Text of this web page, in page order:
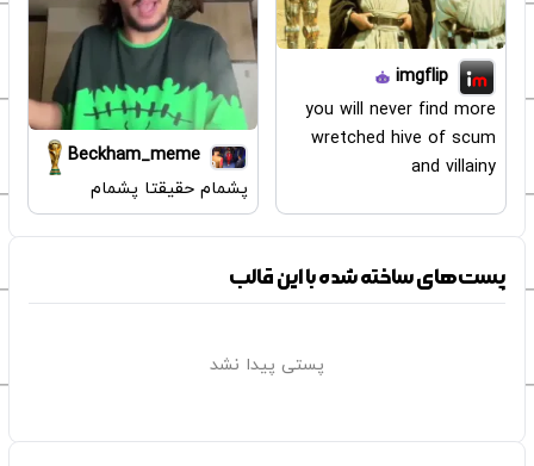
imgflip
you will never find more
wretched hive of scum
and villainy
Beckham_meme
پشمام حقیقتا پشمام
پست‌های ساخته شده با این قالب
پستی پیدا نشد